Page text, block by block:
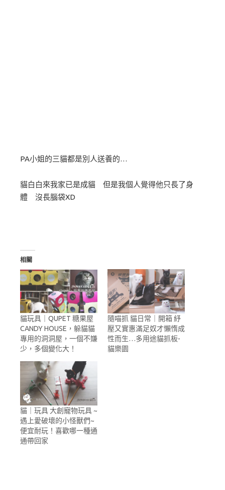
PA小姐的三貓都是別人送養的…
貓白白來我家已是成貓 但是我個人覺得他只長了身
體 沒長腦袋XD
相關
貓玩具｜QUPET 糖果屋
CANDY HOUSE，躲貓貓
專用的洞洞屋，一個不嫌
少，多個變化大！
隨喵抓 貓日常｜開箱 紓
壓又實惠滿足奴才懶惰成
性而生…多用途貓抓板-
貓樂園
貓｜玩具 大創寵物玩具 ~
遇上愛破壞的小怪獸們~
便宜耐玩！喜歡哪一種通
通帶回家